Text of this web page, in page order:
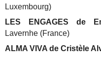
Luxembourg)
LES ENGAGES de
Lavernhe (France)
ALMA VIVA de Cristèle